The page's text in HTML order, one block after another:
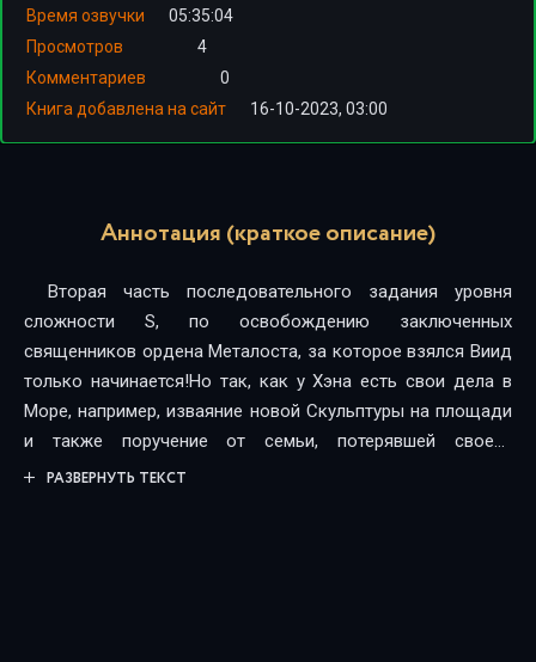
Время озвучки
05:35:04
Просмотров
4
Комментариев
0
Книга добавлена на сайт
16-10-2023, 03:00
Аннотация (краткое описание)
Вторая часть последовательного задания уровня
сложности S, по освобождению заключенных
священников ордена Металоста, за которое взялся Виид
только начинается!Но так, как у Хэна есть свои дела в
Море, например, изваяние новой Скульптуры на площади
и также поручение от семьи, потерявшей своего
новорожденного ребенка, заключающиеся в создании
РАЗВЕРНУТЬ ТЕКСТ